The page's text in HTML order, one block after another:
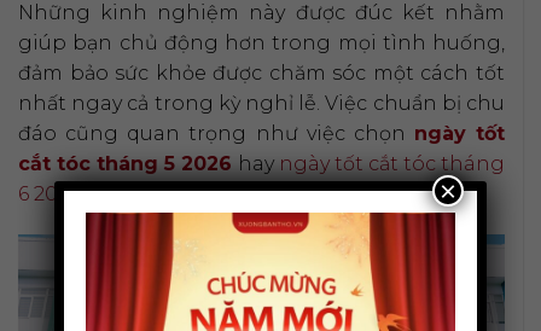
Những kinh nghiệm này được đúc kết nhằm
giúp bạn chủ động hơn trong mọi tình huống,
đảm bảo sức khỏe được chăm sóc một cách tốt
nhất ngay cả trong kỳ nghỉ lễ. Việc chuẩn bị chu
đáo cũng quan trọng như việc chọn ngày tốt
cắt tóc tháng 5 2026 hay ngày tốt cắt tóc tháng
6 2026để có một năm mới may mắn. ×